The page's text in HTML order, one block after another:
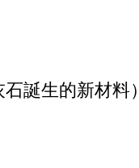
誕生的新材料）